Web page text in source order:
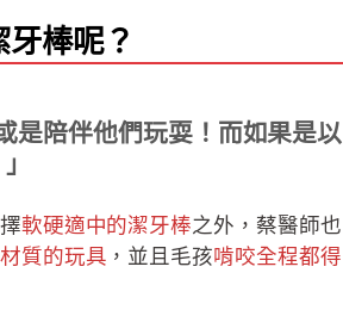
棒呢？
是陪伴他們玩耍！而如果是以
軟硬適中的潔牙棒之外，蔡醫師也
質的玩具 ，並且毛孩啃咬全程都得